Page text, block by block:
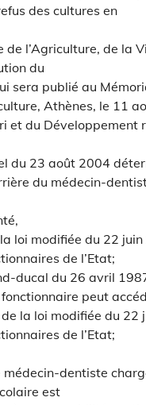
des cultures en
l’Agriculture, de la
du
sera publié au
Athènes, le 11
et du Développement
du 23 août 2004
du médecin-
loi modifiée du 22
de l’Etat;
ducal du 26 avril
peut
la loi modifiée du
de l’Etat;
dentiste
est